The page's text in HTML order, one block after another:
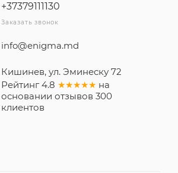
+37379111130
Заказать звонок
info@enigma.md
Кишинев, ул. Эминеску 72
Рейтинг 4.8 ★★★★★ на
основании отзывов 300
клиентов